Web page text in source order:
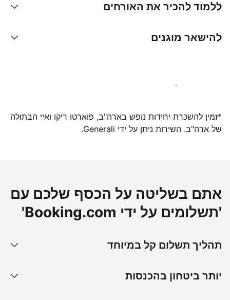
ללמוד להכיר את האורחים
להישאר מוגנים
הצטרפו אלינו עוד היום
*זמין להשכרת יחידות נופש בארה"ב, פוארטו ריקו ואיי הבתולה
של ארה"ב. השירות ניתן על ידי Generali.
אתם בשליטה על הכסף שלכם עם
'תשלומים על ידי Booking.com'
תהליך תשלום קל במיוחד
יותר ביטחון בהכנסות